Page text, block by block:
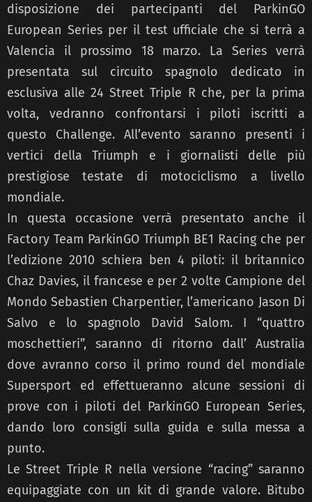
disposizione dei partecipanti del ParkinGO
European Series per il test ufficiale che si terrà a
Valencia il prossimo 18 marzo. La Series verrà
presentata sul circuito spagnolo dedicato in
esclusiva alle 24 Street Triple R che, per la prima
volta, vedranno confrontarsi i piloti iscritti a
questo Challenge. All’evento saranno presenti i
vertici della Triumph e i giornalisti delle più
prestigiose testate di motociclismo a livello
mondiale.
In questa occasione verrà presentato anche il
Factory Team ParkinGO Triumph BE1 Racing che per
l’edizione 2010 schiera ben 4 piloti: il britannico
Chaz Davies, il francese e per 2 volte Campione del
Mondo Sebastien Charpentier, l’americano Jason Di
Salvo e lo spagnolo David Salom. I “quattro
moschettieri”, saranno di ritorno dall’ Australia
dove avranno corso il primo round del mondiale
Supersport ed effettueranno alcune sessioni di
prove con i piloti del ParkinGO European Series,
dando loro consigli sulla guida e sulla messa a
punto.
Le Street Triple R nella versione “racing” saranno
equipaggiate con un kit di grande valore. Bitubo